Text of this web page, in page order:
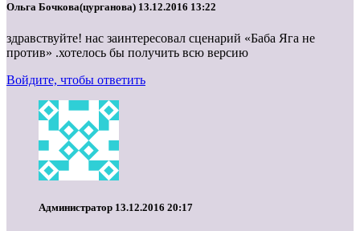
Ольга Бочкова(цурганова) 13.12.2016 13:22
здравствуйте! нас заинтересовал сценарий «Баба Яга не
против» .хотелось бы получить всю версию
Войдите, чтобы ответить
Администратор 13.12.2016 20:17